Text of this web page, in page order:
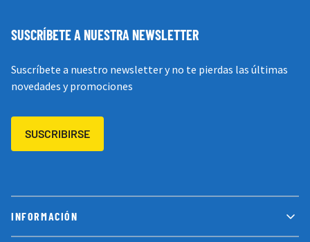
INFORMACIÓN
SUSCRÍBETE A NUESTRA NEWSLETTER
Suscríbete a nuestro newsletter y no te pierdas las últimas
novedades y promociones
SUSCRIBIRSE